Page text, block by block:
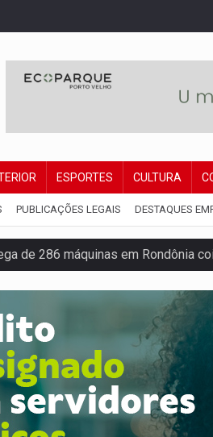
ESPORTES CULTURA
PUBLICAÇÕES LEGAIS DESTAQUES
de 286 máquinas em Rondônia
no distrato imobiliário é legal, mas
Veja as mais de 200 ações de
Era amplia presença em PVH e
amplia presença internacional e
Museólogo Antônio
Ferroviários pedem ao Iphan